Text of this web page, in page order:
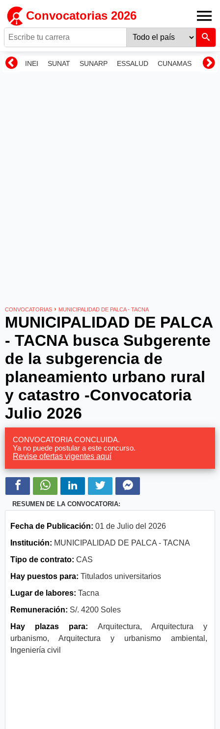
Convocatorias 2026
INEI SUNAT SUNARP ESSALUD CUNAMAS
CONVOCATORIAS › MUNICIPALIDAD DE PALCA - TACNA
MUNICIPALIDAD DE PALCA
- TACNA busca Subgerente
de la subgerencia de
planeamiento urbano rural
y catastro -Convocatoria
Julio 2026
CONVOCATORIA CONCLUIDA.
Ya no puede postular a este concurso.
Revise ofertas vigentes aquí
RESUMEN DE LA CONVOCATORIA:
Fecha de Publicación: 01 de Julio del 2026
Institución: MUNICIPALIDAD DE PALCA - TACNA
Tipo de contrato: CAS
Hay puestos para: Titulados universitarios
Lugar de labores: Tacna
Remuneración: S/. 4200 Soles
Hay plazas para: Arquitectura, Arquitectura y
urbanismo, Arquitectura y urbanismo ambiental,
Ingeniería civil